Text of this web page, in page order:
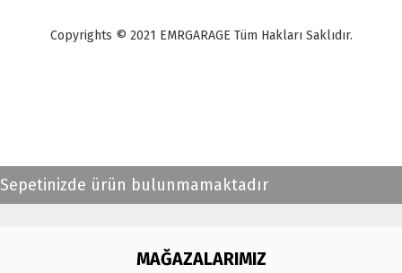
Copyrights © 2021 EMRGARAGE Tüm Hakları Saklıdır.
Sepetinizde ürün bulunmamaktadır
MAĞAZALARIMIZ